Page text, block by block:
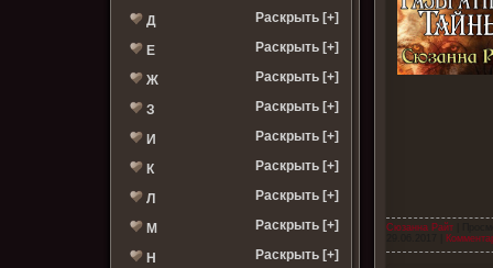
Д Раскрыть [+]
Е Раскрыть [+]
Ж Раскрыть [+]
З Раскрыть [+]
И Раскрыть [+]
К Раскрыть [+]
Л Раскрыть [+]
М Раскрыть [+]
Н Раскрыть [+]
Сюзанна Райт